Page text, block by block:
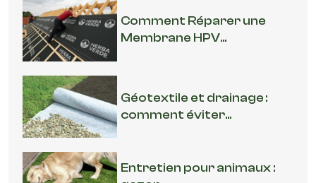
Comment Réparer une
Membrane HPV...
Géotextile et drainage :
comment éviter...
Entretien pour animaux :